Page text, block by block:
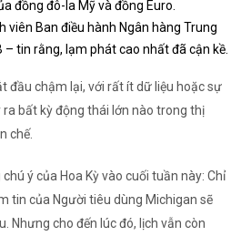
đồng đô-la Mỹvàđồng Euro.
viên Ban điều hành Ngân hàng Trung
– tin rằng, lạm phátcao nhất đã cận kề.
đầu chậm lại, với rất ít dữ liệu hoặc sự
ra bất kỳ động thái lớn nào trong thị
chế.
ý của Hoa Kỳ vào cuối tuần này: Chỉ
tin của Người tiêu dùng Michigan sẽ
Nhưng cho đến lúc đó, lịch vẫn còn